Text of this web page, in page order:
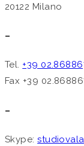
20122 Milano
–
Tel. +39
Fax +39
–
Skype: